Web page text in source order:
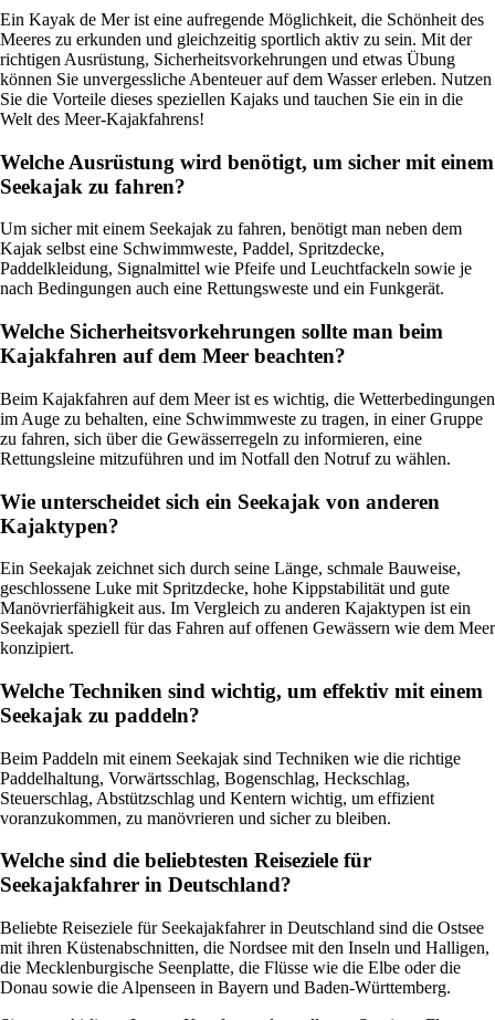
Ein Kayak de Mer ist eine aufregende Möglichkeit, die Schönheit des
Meeres zu erkunden und gleichzeitig sportlich aktiv zu sein. Mit der
richtigen Ausrüstung, Sicherheitsvorkehrungen und etwas Übung
können Sie unvergessliche Abenteuer auf dem Wasser erleben. Nutzen
Sie die Vorteile dieses speziellen Kajaks und tauchen Sie ein in die
Welt des Meer-Kajakfahrens!
Welche Ausrüstung wird benötigt, um sicher mit einem
Seekajak zu fahren?
Um sicher mit einem Seekajak zu fahren, benötigt man neben dem
Kajak selbst eine Schwimmweste, Paddel, Spritzdecke,
Paddelkleidung, Signalmittel wie Pfeife und Leuchtfackeln sowie je
nach Bedingungen auch eine Rettungsweste und ein Funkgerät.
Welche Sicherheitsvorkehrungen sollte man beim
Kajakfahren auf dem Meer beachten?
Beim Kajakfahren auf dem Meer ist es wichtig, die Wetterbedingungen
im Auge zu behalten, eine Schwimmweste zu tragen, in einer Gruppe
zu fahren, sich über die Gewässerregeln zu informieren, eine
Rettungsleine mitzuführen und im Notfall den Notruf zu wählen.
Wie unterscheidet sich ein Seekajak von anderen
Kajaktypen?
Ein Seekajak zeichnet sich durch seine Länge, schmale Bauweise,
geschlossene Luke mit Spritzdecke, hohe Kippstabilität und gute
Manövrierfähigkeit aus. Im Vergleich zu anderen Kajaktypen ist ein
Seekajak speziell für das Fahren auf offenen Gewässern wie dem Meer
konzipiert.
Welche Techniken sind wichtig, um effektiv mit einem
Seekajak zu paddeln?
Beim Paddeln mit einem Seekajak sind Techniken wie die richtige
Paddelhaltung, Vorwärtsschlag, Bogenschlag, Heckschlag,
Steuerschlag, Abstützschlag und Kentern wichtig, um effizient
voranzukommen, zu manövrieren und sicher zu bleiben.
Welche sind die beliebtesten Reiseziele für
Seekajakfahrer in Deutschland?
Beliebte Reiseziele für Seekajakfahrer in Deutschland sind die Ostsee
mit ihren Küstenabschnitten, die Nordsee mit den Inseln und Halligen,
die Mecklenburgische Seenplatte, die Flüsse wie die Elbe oder die
Donau sowie die Alpenseen in Bayern und Baden-Württemberg.